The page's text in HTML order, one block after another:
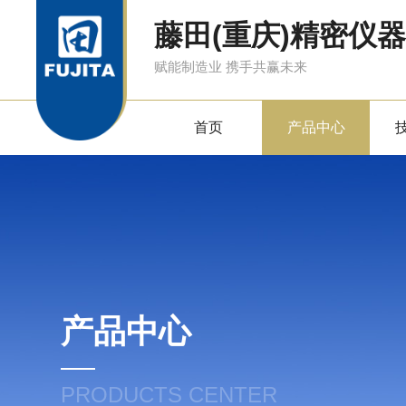
藤田(重庆)精密仪
赋能制造业 携手共赢未来
首页 产品中心
产品中心
PRODUCTS CENTER